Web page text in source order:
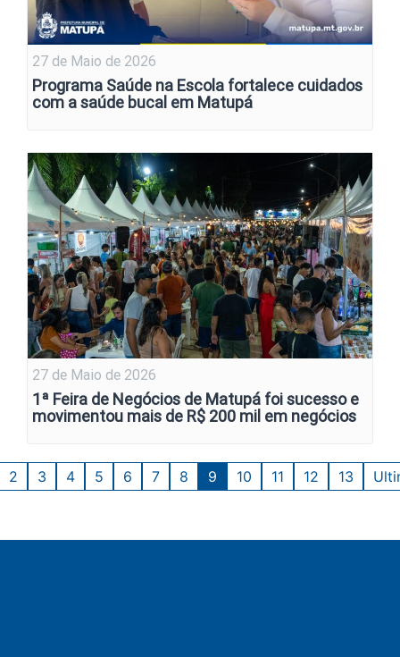
27 de Maio de 2026
Programa Saúde na Escola fortalece cuidados
com a saúde bucal em Matupá
27 de Maio de 2026
1ª Feira de Negócios de Matupá foi sucesso e
movimentou mais de R$ 200 mil em negócios
2 3 4 5 6 7 8 9 10 11 12 13